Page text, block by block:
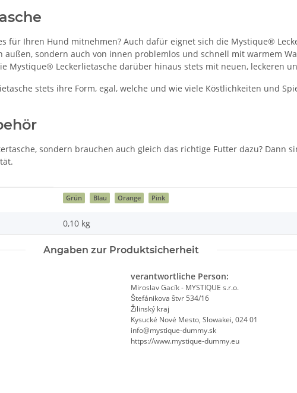
für Ihren Hund mitnehmen? Auch dafür eignet sich die Mystique®
sondern auch von innen problemlos und schnell mit warmem
Mystique® Leckerlietasche darüber hinaus stets mit neuen, leckeren
stets ihre Form, egal, welche und wie viele Köstlichkeiten und
sondern brauchen auch gleich das richtige Futter dazu? Dann
Grün Blau Orange Pink
0,10 kg
Angaben zur Produktsicherheit
verantwortliche Person:
Miroslav Gacík - MYSTIQUE s.r.o.
Štefánikova štvr 534/16
Žilinský kraj
Kysucké Nové Mesto, Slowakei, 024 01
info@mystique-dummy.sk
https://www.mystique-dummy.eu